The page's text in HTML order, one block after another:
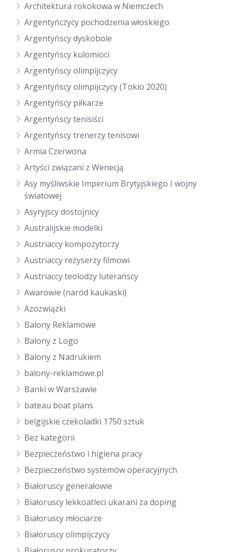
Architektura rokokowa w Niemczech
Argentyńczycy pochodzenia włoskiego
Argentyńscy dyskobole
Argentyńscy kulomioci
Argentyńscy olimpijczycy
Argentyńscy olimpijczycy (Tokio 2020)
Argentyńscy piłkarze
Argentyńscy tenisiści
Argentyńscy trenerzy tenisowi
Armia Czerwona
Artyści związani z Wenecją
Asy myśliwskie Imperium Brytyjskiego I wojny
światowej
Asyryjscy dostojnicy
Australijskie modelki
Austriaccy kompozytorzy
Austriaccy reżyserzy filmowi
Austriaccy teolodzy luterańscy
Awarowie (naród kaukaski)
Azozwiązki
Balony Reklamowe
Balony z Logo
Balony z Nadrukiem
balony-reklamowe.pl
Banki w Warszawie
bateau boat plans
belgijskie czekoladki 1750 sztuk
Bez kategorii
Bezpieczeństwo i higiena pracy
Bezpieczeństwo systemów operacyjnych
Białoruscy generałowie
Białoruscy lekkoatleci ukarani za doping
Białoruscy młociarze
Białoruscy olimpijczycy